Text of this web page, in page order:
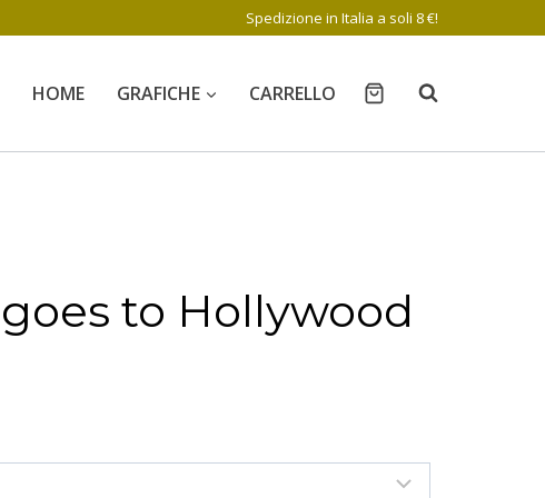
Spedizione in Italia a soli 8 €!
HOME GRAFICHE CARRELLO
to Hollywood